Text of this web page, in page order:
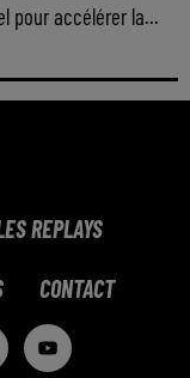
pour accélérer la...
REPLAYS
CONTACT